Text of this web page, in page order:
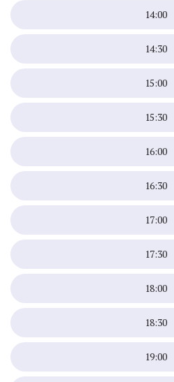
14:00
14:30
15:00
15:30
16:00
16:30
17:00
17:30
18:00
18:30
19:00